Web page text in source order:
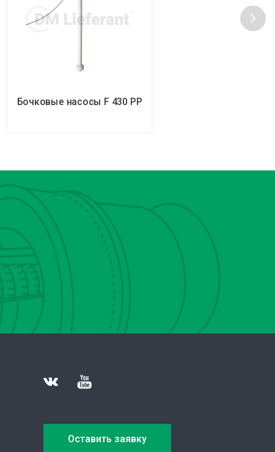
Бочковые насосы F 430 PP
Оставить заявку